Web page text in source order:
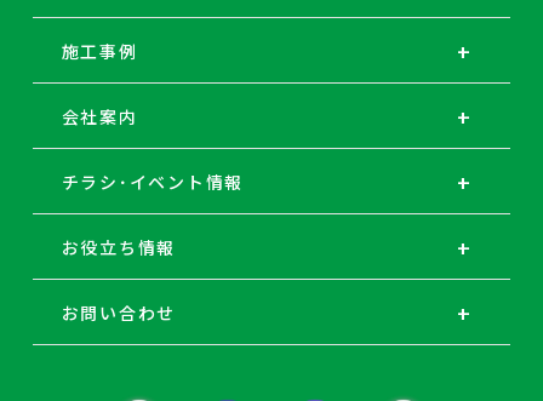
施工事例
会社案内
チラシ･イベント情報
お役立ち情報
お問い合わせ